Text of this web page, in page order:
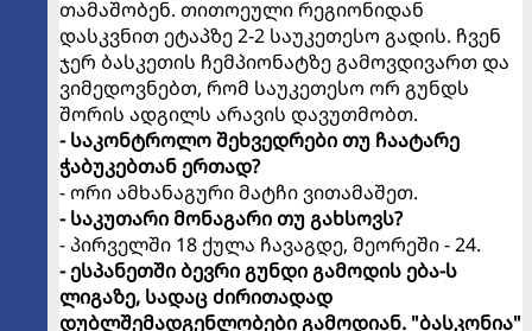
თამაშობენ. თითოეული რეგიონიდან
დასკვნით ეტაპზე 2-2 საუკეთესო გადის. ჩვენ
ჯერ ბასკეთის ჩემპიონატზე გამოვდივართ და
ვიმედოვნებთ, რომ საუკეთესო ორ გუნდს
შორის ადგილს არავის დავუთმობთ.
- საკონტროლო შეხვედრები თუ ჩაატარე
ჭაბუკებთან ერთად?
- ორი ამხანაგური მატჩი ვითამაშეთ.
- საკუთარი მონაგარი თუ გახსოვს?
- პირველში 18 ქულა ჩავაგდე, მეორეში - 24.
- ესპანეთში ბევრი გუნდი გამოდის ება-ს
ლიგაზე, სადაც ძირითადად
დუბლშემადგენლობები გამოდიან. "ბასკონია"